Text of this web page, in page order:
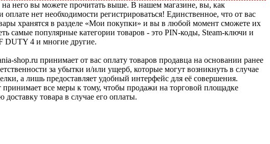
него вы можете прочитать выше. В нашем магазине, вы, как
нет необходимости регистрироваться! Единственное, что от вас
хранятся в разделе «Мои покупки» и вы в любой момент сможете их
самые популярные категории товаров - это PIN-коды, Steam-ключи и
DUTY 4 и многие другие.
shop.ru принимает от вас оплату товаров продавца на основании ранее
за убытки и/или ущерб, которые могут возникнуть в случае
а лишь предоставляет удобный интерфейс для её совершения.
принимает все меры к тому, чтобы продажи на торговой площадке
доставку товара в случае его оплаты.